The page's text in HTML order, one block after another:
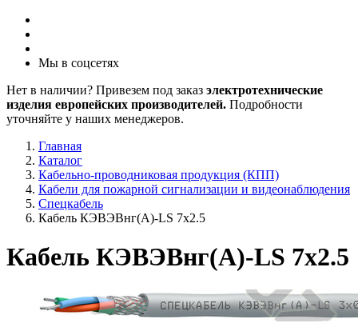
Мы в соцсетях
Нет в наличии? Привезем под заказ электротехнические
изделия европейских производителей. Подробности
уточняйте у наших менеджеров.
Главная
Каталог
Кабельно-проводниковая продукция (КПП)
Кабели для пожарной сигнализации и видеонаблюдения
Спецкабель
Кабель КЭВЭВнг(А)-LS 7х2.5
Кабель КЭВЭВнг(А)-LS 7х2.5